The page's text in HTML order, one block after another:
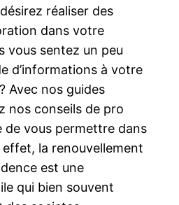
réaliser des
dans votre
vous sentez un peu
d’informations à votre
Avec nos guides
nos conseils de pro
de vous permettre dans
la renouvellement
est une
qui bien souvent